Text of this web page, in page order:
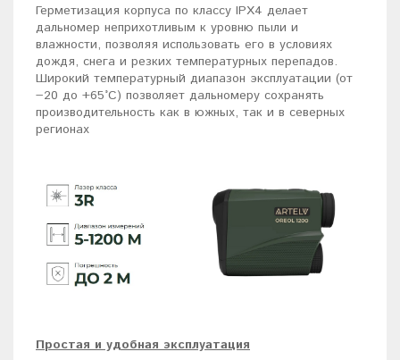
Герметизация корпуса по классу IPX4 делает
дальномер неприхотливым к уровню пыли и
влажности, позволяя использовать его в условиях
дождя, снега и резких температурных перепадов.
Широкий температурный диапазон эксплуатации (от
−20 до +65°С) позволяет дальномеру сохранять
производительность как в южных, так и в северных
регионах
Простая и удобная эксплуатация